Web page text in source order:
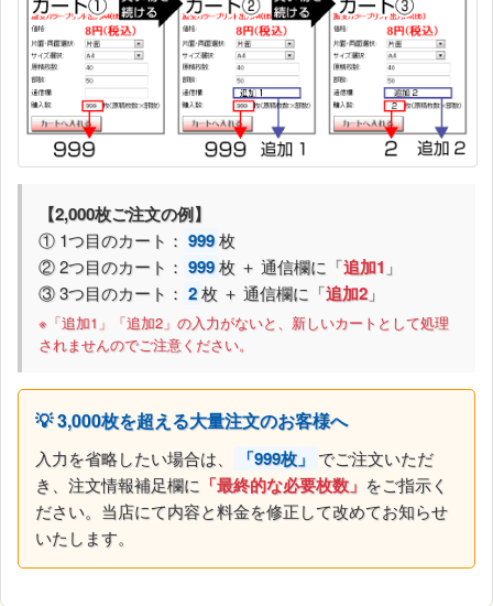
【2,000枚ご注文の例】
① 1つ目のカート： 999枚
② 2つ目のカート： 999枚 ＋ 通信欄に「追加1 」
③ 3つ目のカート： 2枚 ＋ 通信欄に「追加2」
※「追加1」「追加2」の入力がないと、新しいカートとして処理
されませんのでご注意ください。
💡 3,000枚を超える大量注文のお客様へ
入力を省略したい場合は、 「999枚」 でご注文いただ
き、注文情報補足欄に 「最終的な必要枚数」 をご指示く
ださい。当店にて内容と料金を修正して改めてお知らせ
いたします。